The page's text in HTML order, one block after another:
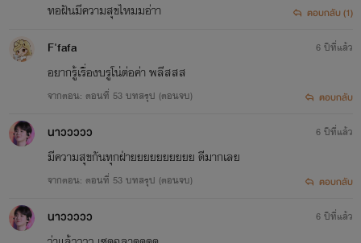
ทอฝันมีความสุขไหมมอ่าา
ตอบกลับ (1)
F'fafa
อยากรู้เรื่องบรูโน่ต่อค่า พลีสสส
จากตอน: ตอนที่ 53 บทสรุป (ตอนจบ)
6 ปีที่แล้ว
ตอบกลับ
นาววววว
มีความสุขกันทุกฝ่ายยยยยยยยยย ดีมากเลย
จากตอน: ตอนที่ 53 บทสรุป (ตอนจบ)
6 ปีที่แล้ว
ตอบกลับ
นาววววว 6 ปีที่แล้ว